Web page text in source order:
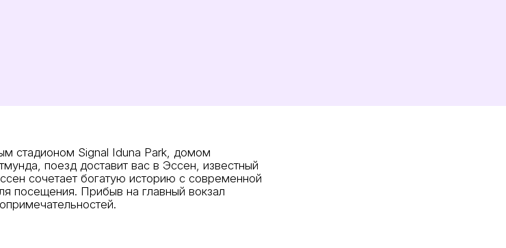
стадионом Signal Iduna Park, домом
поезд доставит вас в Эссен, известный
сочетает богатую историю с современной
посещения. Прибыв на главный вокзал